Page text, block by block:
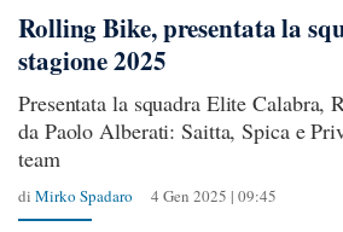
Rolling Bike, presentata la
stagione 2025
Presentata la squadra Elite Calabra,
da Paolo Alberati: Saitta, Spica e
team
di Mirko Spadaro 4 Gen 2025 | 09:45